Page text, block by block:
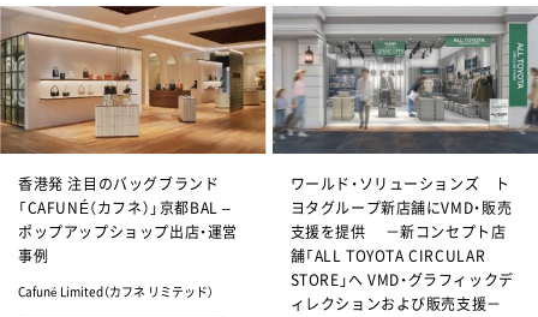
香港発 注目のバッグブランド
「CAFUNÉ（カフネ）」京都BAL –
ポップアップショップ出店・運営
事例
Cafuné Limited（カフネ リミテッド）
ワールド・ソリューションズ ト
ヨタグループ新店舗にVMD・販売
支援を提供 －新コンセプト店
舗「ALL TOYOTA CIRCULAR
STORE」へ VMD・グラフィックデ
ィレクションおよび販売支援－